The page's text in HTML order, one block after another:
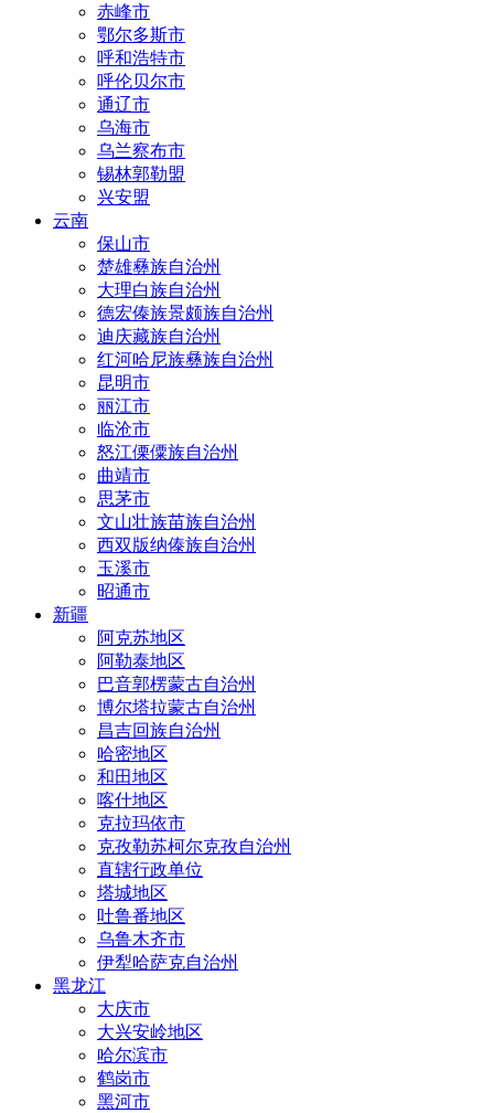
赤峰市
鄂尔多斯市
呼和浩特市
呼伦贝尔市
通辽市
乌海市
乌兰察布市
锡林郭勒盟
兴安盟
云南
保山市
楚雄彝族自治州
大理白族自治州
德宏傣族景颇族自治州
迪庆藏族自治州
红河哈尼族彝族自治州
昆明市
丽江市
临沧市
怒江傈僳族自治州
曲靖市
思茅市
文山壮族苗族自治州
西双版纳傣族自治州
玉溪市
昭通市
新疆
阿克苏地区
阿勒泰地区
巴音郭楞蒙古自治州
博尔塔拉蒙古自治州
昌吉回族自治州
哈密地区
和田地区
喀什地区
克拉玛依市
克孜勒苏柯尔克孜自治州
直辖行政单位
塔城地区
吐鲁番地区
乌鲁木齐市
伊犁哈萨克自治州
黑龙江
大庆市
大兴安岭地区
哈尔滨市
鹤岗市
黑河市